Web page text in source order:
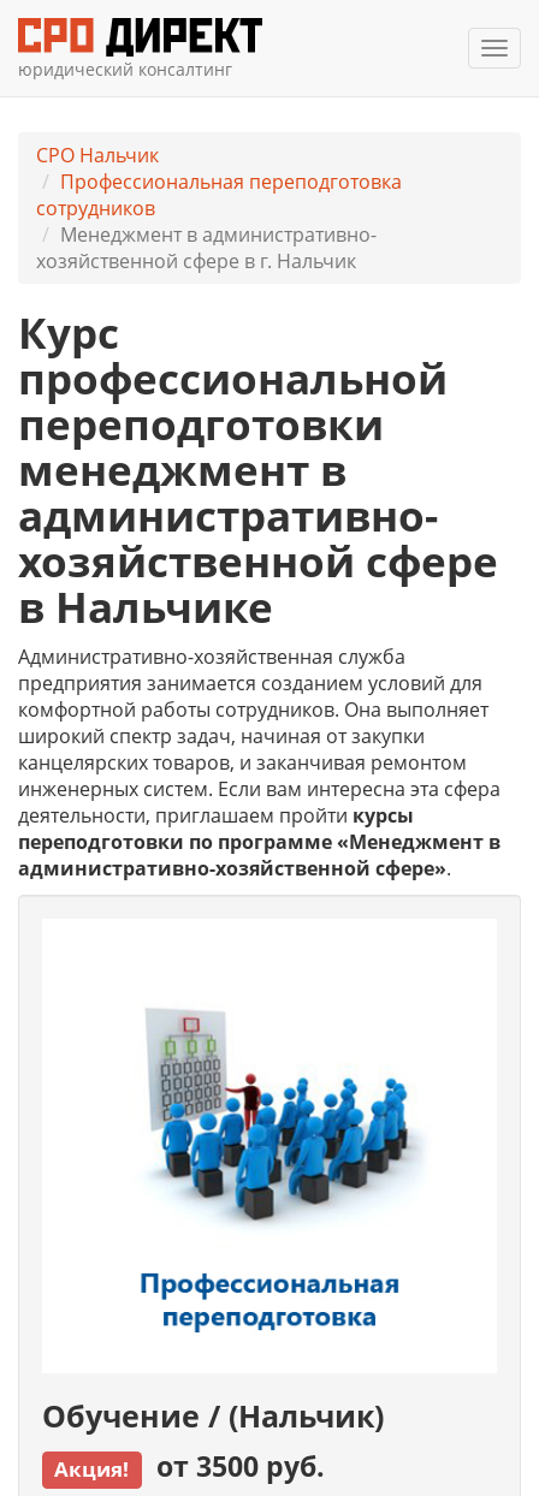
юридический консалтинг
СРО Нальчик
Профессиональная переподготовка
сотрудников
Менеджмент в административно-
хозяйственной сфере в г. Нальчик
Курс
профессиональной
переподготовки
менеджмент в
административно-
хозяйственной сфере
в Нальчике
Административно-хозяйственная служба
предприятия занимается созданием условий для
комфортной работы сотрудников. Она выполняет
широкий спектр задач, начиная от закупки
канцелярских товаров, и заканчивая ремонтом
инженерных систем. Если вам интересна эта сфера
деятельности, приглашаем пройти курсы
переподготовки по программе «Менеджмент в
административно-хозяйственной сфере».
Обучение / (Нальчик)
Акция! от 3500 руб.